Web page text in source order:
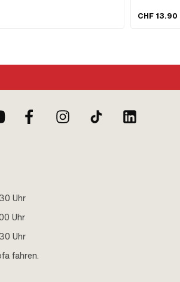
mm · Anwendungsbereich: Racing ·
CHF 13.90
Uhr
Uhr
Uhr
fahren.